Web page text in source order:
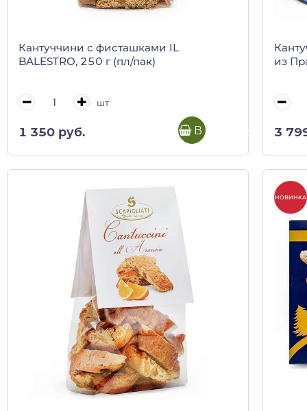
Кантуччини с фисташками IL
BALESTRO, 250 г (пл/пак)
шт
1 350 руб. В корзину
из
3
НОВИНКА